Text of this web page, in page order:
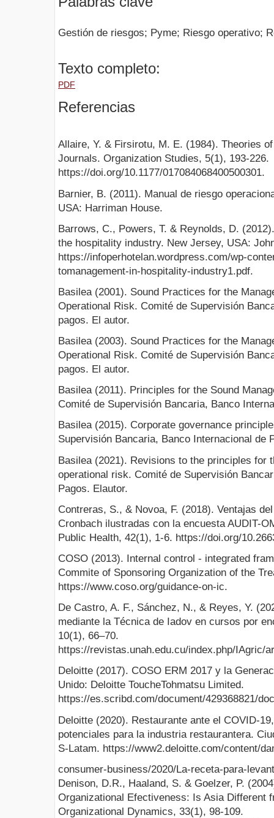
Gestión de riesgos; Pyme; Riesgo operativo;
Texto completo:
PDF
Referencias
Allaire, Y. & Firsirotu, M. E. (1984). Theories
Journals. Organization Studies, 5(1), 193-226.
https://doi.org/10.1177/017084068400500301.
Barnier, B. (2011). Manual de riesgo
USA: Harriman House.
Barrows, C., Powers, T. & Reynolds, D.
the hospitality industry. New Jersey, USA:
https://infoperhotelan.wordpress.com/wp-
tomanagement-in-hospitality-industry1.pdf.
Basilea (2001). Sound Practices for the
Operational Risk. Comité de Supervisión
pagos. El autor.
Basilea (2003). Sound Practices for the
Operational Risk. Comité de Supervisión
pagos. El autor.
Basilea (2011). Principles for the Sound
Comité de Supervisión Bancaria, Banco
Basilea (2015). Corporate governance
Supervisión Bancaria, Banco Internacional de
Basilea (2021). Revisions to the principles for
operational risk. Comité de Supervisión
Pagos. Elautor.
Contreras, S., & Novoa, F. (2018). Ventajas
Cronbach ilustradas con la encuesta AUDIT-
Public Health, 42(1), 1-6. https://doi.org/
COSO (2013). Internal control - integrated
Commite of Sponsoring Organization of the
https://www.coso.org/guidance-on-ic.
De Castro, A. F., Sánchez, N., & Reyes, Y.
mediante la Técnica de Iadov en cursos por
10(1), 66–70.
https://revistas.unah.edu.cu/index.php/IAgric/
Deloitte (2017). COSO ERM 2017 y la
Unido: Deloitte ToucheTohmatsu Limited.
https://es.scribd.com/document/429368821/
Deloitte (2020). Restaurante ante el COVID-
potenciales para la industria restaurantera.
S-Latam. https://www2.deloitte.com/content/
consumer-business/2020/La-receta-para-
Denison, D.R., Haaland, S. & Goelzer, P.
Organizational Efectiveness: Is Asia Different
Organizational Dynamics, 33(1), 98-109.